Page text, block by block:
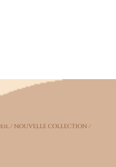
/ NOUVELLE COLLECTION /